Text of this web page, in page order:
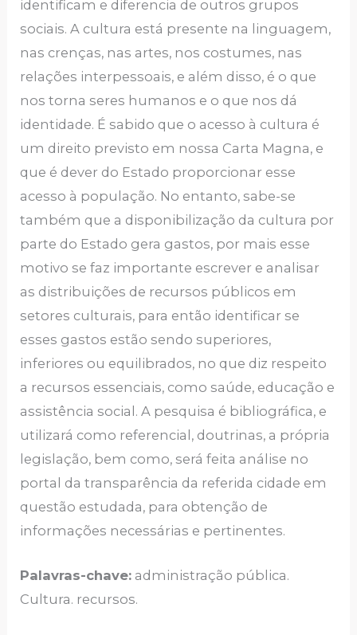
identificam e diferencia de outros grupos
sociais. A cultura está presente na linguagem,
nas crenças, nas artes, nos costumes, nas
relações interpessoais, e além disso, é o que
nos torna seres humanos e o que nos dá
identidade. É sabido que o acesso à cultura é
um direito previsto em nossa Carta Magna, e
que é dever do Estado proporcionar esse
acesso à população. No entanto, sabe-se
também que a disponibilização da cultura por
parte do Estado gera gastos, por mais esse
motivo se faz importante escrever e analisar
as distribuições de recursos públicos em
setores culturais, para então identificar se
esses gastos estão sendo superiores,
inferiores ou equilibrados, no que diz respeito
a recursos essenciais, como saúde, educação e
assistência social. A pesquisa é bibliográfica, e
utilizará como referencial, doutrinas, a própria
legislação, bem como, será feita análise no
portal da transparência da referida cidade em
questão estudada, para obtenção de
informações necessárias e pertinentes.
Palavras-chave: administração pública.
Cultura. recursos.